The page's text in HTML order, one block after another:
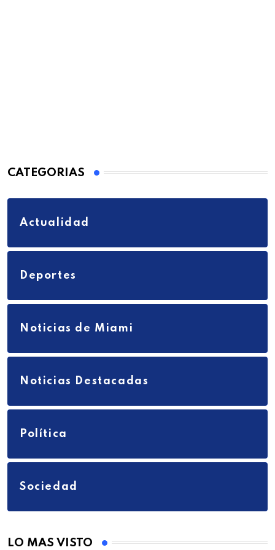
CATEGORIAS
Actualidad
Deportes
Noticias de Miami
Noticias Destacadas
Política
Sociedad
LO MAS VISTO